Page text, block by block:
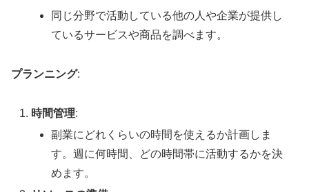
同じ分野で活動している他の人や企業が提供し
ているサービスや商品を調べます。
プランニング:
時間管理:
副業にどれくらいの時間を使えるか計画しま
す。週に何時間、どの時間帯に活動するかを決
めます。